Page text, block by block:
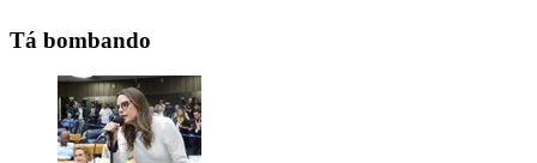
Tá bombando